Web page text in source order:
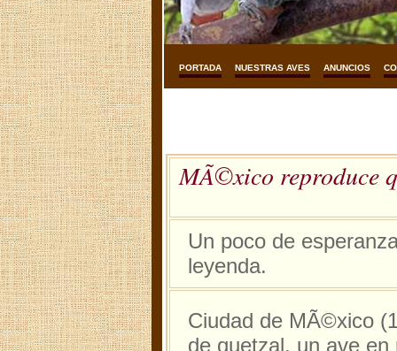
PORTADA NUESTRAS AVES ANUNCIOS
MÃ©xico reproduce
Un poco de
leyenda.
Ciudad de MÃ©xico
de quetzal, un ave en